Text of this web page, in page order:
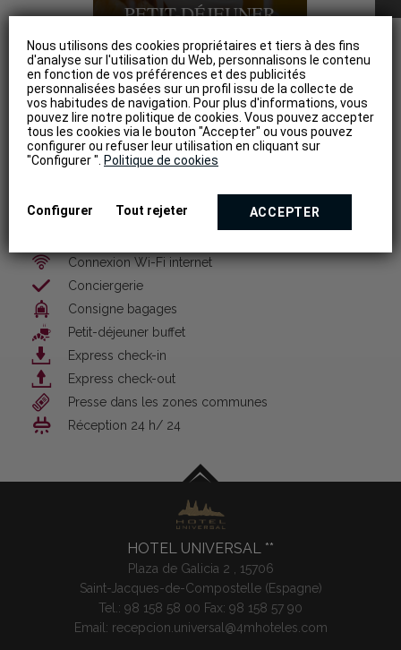
Nous utilisons des cookies propriétaires et tiers à des fins
d'analyse sur l'utilisation du Web, personnalisons le contenu
en fonction de vos préférences et des publicités
personnalisées basées sur un profil issu de la collecte de
vos habitudes de navigation. Pour plus d'informations, vous
pouvez lire notre politique de cookies. Vous pouvez accepter
tous les cookies via le bouton "Accepter" ou vous pouvez
configurer ou refuser leur utilisation en cliquant sur
"Configurer ". Politique de cookies
Configurer Tout rejeter ACCEPTER
PETIT-DÉJEUNER
BUFFET
Commencez votre journée
pleine d'énergie.
Restez
Connexion Wi-Fi internet
Conciergerie
Consigne bagages
Petit-déjeuner buffet
Express check-in
Express check-out
Presse dans les zones communes
Réception 24 h/ 24
HOTEL UNIVERSAL
Plaza de Galicia 2 , 15706
Saint-Jacques-de-Compostelle (Espagne)
Tel.: 98 158 58 00 Fax: 98 158 57 90
Email: recepcion.universal@4mhoteles.com